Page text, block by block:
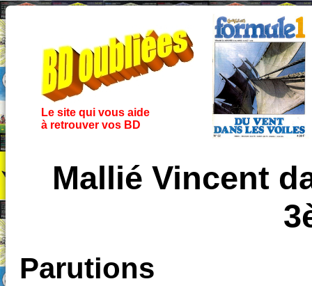
Le site qui vous aide
à retrouver vos BD
Mallié Vincent
Parutions